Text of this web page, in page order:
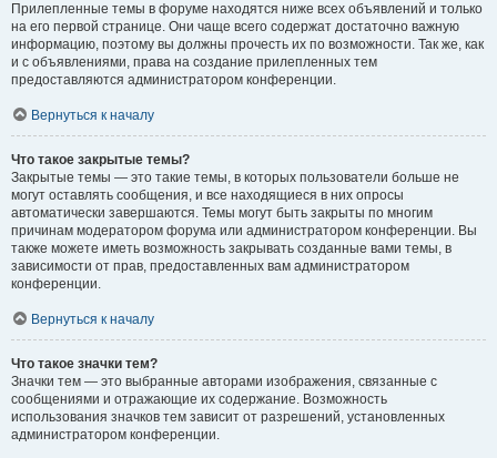
Прилепленные темы в форуме находятся ниже всех объявлений и только
на его первой странице. Они чаще всего содержат достаточно важную
информацию, поэтому вы должны прочесть их по возможности. Так же, как
и с объявлениями, права на создание прилепленных тем
предоставляются администратором конференции.
Вернуться к началу
Что такое закрытые темы?
Закрытые темы — это такие темы, в которых пользователи больше не
могут оставлять сообщения, и все находящиеся в них опросы
автоматически завершаются. Темы могут быть закрыты по многим
причинам модератором форума или администратором конференции. Вы
также можете иметь возможность закрывать созданные вами темы, в
зависимости от прав, предоставленных вам администратором
конференции.
Вернуться к началу
Что такое значки тем?
Значки тем — это выбранные авторами изображения, связанные с
сообщениями и отражающие их содержание. Возможность
использования значков тем зависит от разрешений, установленных
администратором конференции.